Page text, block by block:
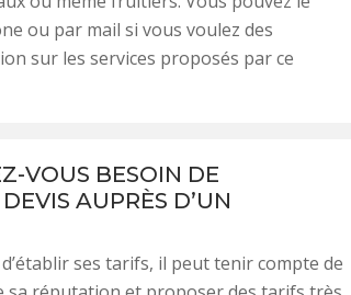
ou par mail si vous voulez des
sur les services proposés par ce
VOUS BESOIN DE
AUPRÈS D’UN
ses tarifs, il peut tenir compte de